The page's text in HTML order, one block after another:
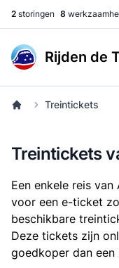
2 storingen 8
Rijden de
Treintickets
Treintickets
Een enkele reis
voor een e-ticket
beschikbare
Deze tickets zijn
goedkoper dan een